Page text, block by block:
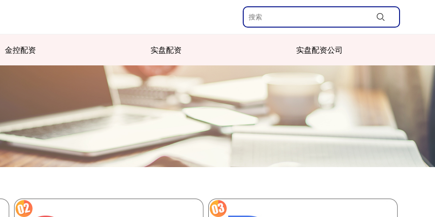
金控配资 实盘配资 实盘配资公司